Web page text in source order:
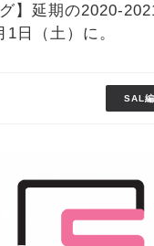
】延期の2020-
日（土）に。
SAL